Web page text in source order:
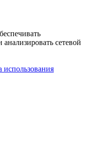
сетевой
использования